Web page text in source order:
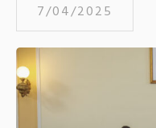
7/04/2025